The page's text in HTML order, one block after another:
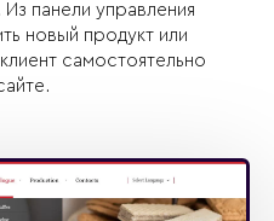
панели управления
новый продукт или
самостоятельно